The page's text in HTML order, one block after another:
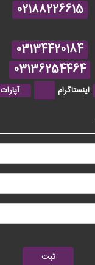
02188226615
03134420184
03136254464
اینستاگرام آپارات